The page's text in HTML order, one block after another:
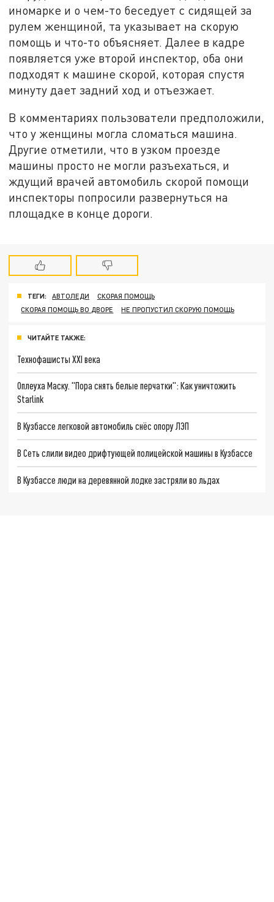
иномарке и о чем-то беседует с сидящей за
рулем женщиной, та указывает на скорую
помощь и что-то объясняет. Далее в кадре
появляется уже второй инспектор, оба они
подходят к машине скорой, которая спустя
минуту дает задний ход и отъезжает.
В комментариях пользователи предположили,
что у женщины могла сломаться машина.
Другие отметили, что в узком проезде
машины просто не могли разъехаться, и
ждущий врачей автомобиль скорой помощи
инспекторы попросили развернуться на
площадке в конце дороги.
ТЕГИ: АВТОЛЕДИ
СКОРАЯ ПОМОЩЬ
СКОРАЯ ПОМОЩЬ ВО ДВОРЕ
НЕ ПРОПУСТИЛ СКОРУЮ ПОМОЩЬ
ЧИТАЙТЕ ТАКЖЕ:
Технофашисты XXI века
Оплеуха Маску. "Пора снять белые перчатки": Как уничтожить
Starlink
В Кузбассе легковой автомобиль снёс опору ЛЭП
В Сеть слили видео дрифтующей полицейской машины в Кузбассе
В Кузбассе люди на деревянной лодке застряли во льдах